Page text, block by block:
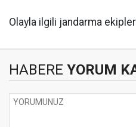
Olayla ilgili jandarma
HABERE YORUM